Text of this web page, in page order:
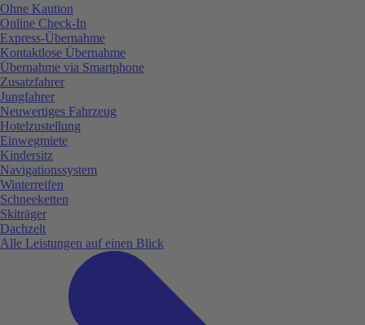
Ohne Kaution
Online Check-In
Express-Übernahme
Kontaktlose Übernahme
Übernahme via Smartphone
Zusatzfahrer
Jungfahrer
Neuwertiges Fahrzeug
Hotelzustellung
Einwegmiete
Kindersitz
Navigationssystem
Winterreifen
Schneeketten
Skiträger
Dachzelt
Alle Leistungen auf einen Blick